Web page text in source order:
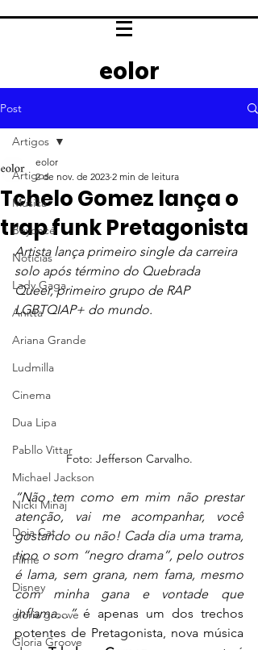
eolor
Post
Artigos
Música
Beyoncé
Notícias
Lady Gaga
Anitta
Ariana Grande
Ludmilla
Cinema
Dua Lipa
Pabllo Vittar
Michael Jackson
Nicki Minaj
Doja Cat
Filme
Disney
gloria groove
Gloria Groove
Artigos
Tchelo Gomez lança o
trap funk Pretagonista
eolor
2 de nov. de 2023 2 min de leitura
Artista lança primeiro single da carreira
solo após término do Quebrada
Queer, primeiro grupo de RAP
LGBTQIAP+ do mundo.
Foto: Jefferson Carvalho.
“Não tem como em mim não prestar
atenção, vai me acompanhar, você
gostando ou não! Cada dia uma trama,
tipo o som “negro drama”, pelo outros
é lama, sem grana, nem fama, mesmo
com minha gana e vontade que
inflama…” é apenas um dos trechos
potentes de Pretagonista, nova música